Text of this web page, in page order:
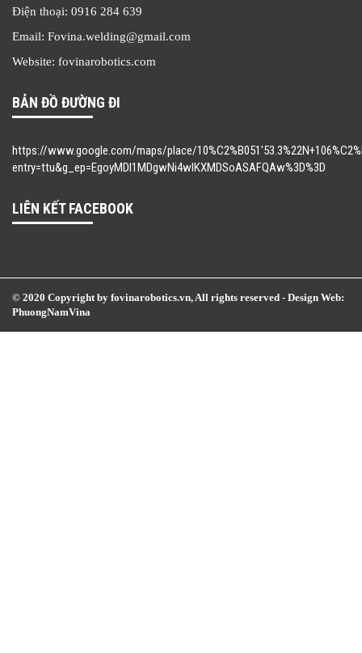
Điện thoại: 0916 284 639
Email: Fovina.welding@gmail.com
Website: fovinarobotics.com
BẢN ĐỒ ĐƯỜNG ĐI
https://www.google.com/maps/place/
entry=ttu&g_ep=EgoyMDI1MDgwNi4wIKXMDSoASAFQAw%3D%3D
LIÊN KẾT FACEBOOK
© 2020 Copyright by fovinarobotics.vn, All rights reserved - Design Web:
PhuongNamVina